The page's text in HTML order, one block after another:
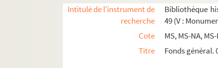
Intitulé de l'instrument de
recherche
Bibliothèque
49 (V :
Cote
MS, MS-NA,
Titre
Fonds général.
Feuillets 3-58. Carrières (Rue
Feuillet 59. Caumartin (Rue de)
Feuillets 60-61. Chabanais (Rue)
Chaillot (Grande rue de)